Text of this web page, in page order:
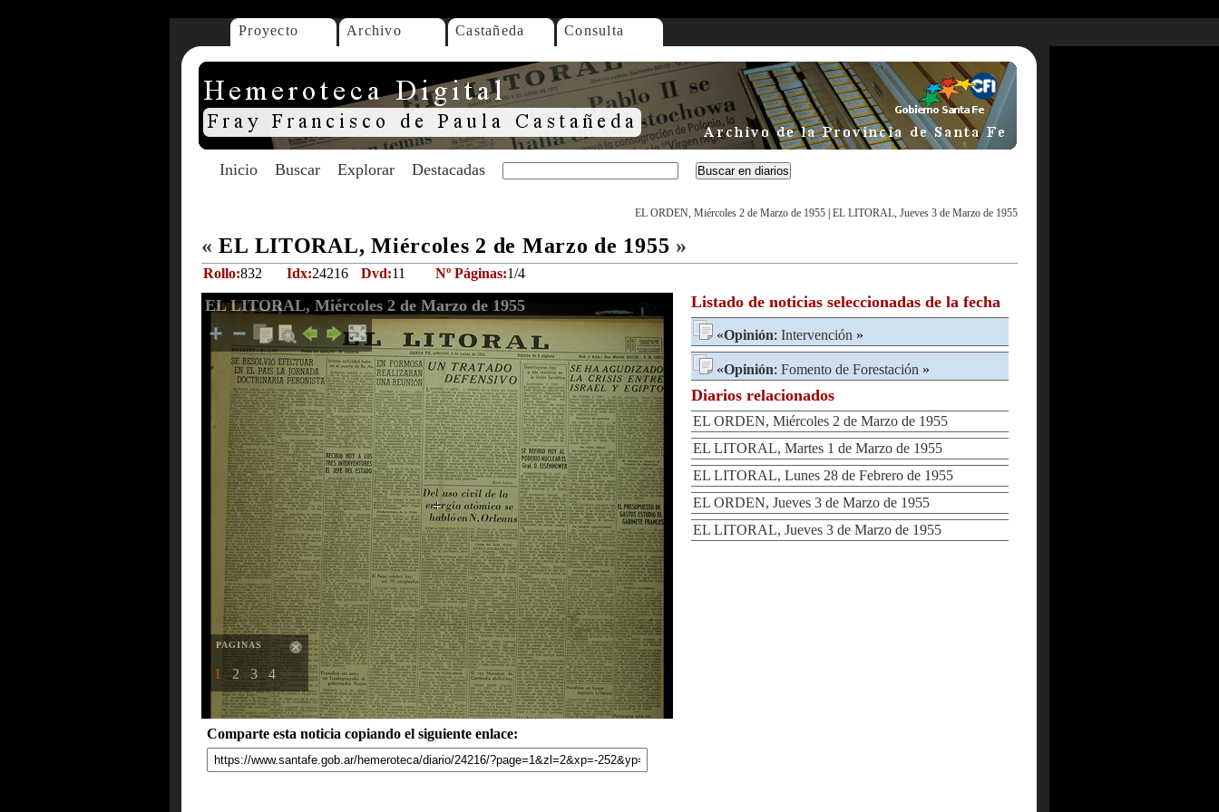
Proyecto Archivo Castañeda Consulta
Inicio Buscar Explorar Destacadas
EL ORDEN, Miércoles 2 de Marzo de 1955 EL LITORAL, Jueves 3 de Marzo de 1955
« EL LITORAL, Miércoles 2 de Marzo de 1955 »
Rollo:832 Idx:24216 Dvd:11 Nº Páginas:1/4
EL LITORAL, Miércoles 2 de Marzo de 1955
PAGINAS
1 2 3 4
Comparte esta noticia copiando el siguiente enlace:
Listado de noticias seleccionadas de la fecha
«Opinión: Intervención »
«Opinión: Fomento de Forestación »
Diarios relacionados
EL ORDEN, Miércoles 2 de Marzo de 1955
EL LITORAL, Martes 1 de Marzo de 1955
EL LITORAL, Lunes 28 de Febrero de 1955
EL ORDEN, Jueves 3 de Marzo de 1955
EL LITORAL, Jueves 3 de Marzo de 1955